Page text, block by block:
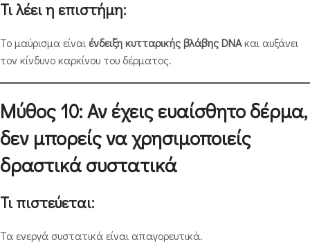
Τι λέει η επιστήμη:
Το μαύρισμα είναι ένδειξη κυτταρικής βλάβης DNAκαι αυξάνει
τον κίνδυνο καρκίνου του δέρματος.
Μύθος 10: Αν έχεις ευαίσθητο δέρμα,
δεν μπορείς να χρησιμοποιείς
δραστικά συστατικά
Τι πιστεύεται:
Τα ενεργά συστατικά είναι απαγορευτικά.